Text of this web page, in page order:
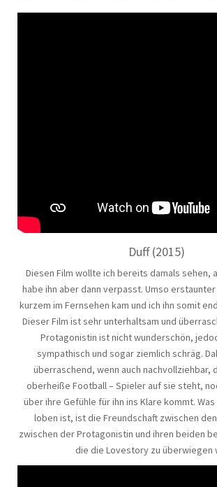
Duff (2015)
Diesen Film wollte ich bereits damals sehen,
habe ihn aber dann verpasst. Umso
kurzem im Fernsehen kam und ich ihn somit
Dieser Film ist sehr unterhaltsam und
Protagonistin ist nicht wunderschön,
sympathisch und sogar ziemlich schräg.
überraschend, wenn auch nachvollziehbar,
oberheiße Football – Spieler auf sie steht,
über ihre Gefühle für ihn ins Klare kommt.
loben ist, ist die Freundschaft zwischen
zwischen der Protagonistin und ihren beiden
die die Lovestory zu überwiegen